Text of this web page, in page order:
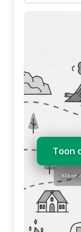
Toon
Klik om